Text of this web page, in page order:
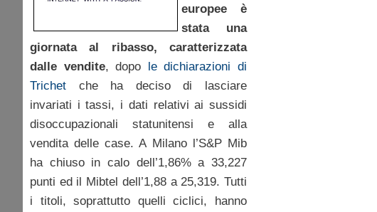
europee è
stata una
giornata al ribasso, caratterizzata
dalle vendite, dopo le dichiarazioni di
Trichet che ha deciso di lasciare
invariati i tassi, i dati relativi ai sussidi
disoccupazionali statunitensi e alla
vendita delle case. A Milano l’S&P Mib
ha chiuso in calo dell’1,86% a 33,227
punti ed il Mibtel dell’1,88 a 25,319. Tutti
i titoli, soprattutto quelli ciclici, hanno